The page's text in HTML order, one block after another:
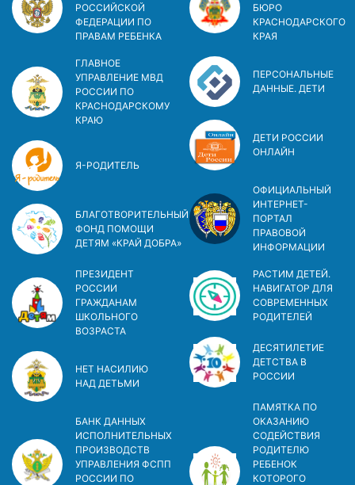
РОССИЙСКОЙ
ФЕДЕРАЦИИ ПО
ПРАВАМ РЕБЕНКА
ГЛАВНОЕ
УПРАВЛЕНИЕ МВД
РОССИИ ПО
КРАСНОДАРСКОМУ
КРАЮ
Я-РОДИТЕЛЬ
БЛАГОТВОРИТЕЛЬНЫЙ
ФОНД ПОМОЩИ
ДЕТЯМ «КРАЙ ДОБРА»
ПРЕЗИДЕНТ
РОССИИ
ГРАЖДАНАМ
ШКОЛЬНОГО
ВОЗРАСТА
НЕТ НАСИЛИЮ
НАД ДЕТЬМИ
БАНК ДАННЫХ
ИСПОЛНИТЕЛЬНЫХ
ПРОИЗВОДСТВ
УПРАВЛЕНИЯ ФСПП
РОССИИ ПО
БЮРО
КРАСНОДАРСКОГО
КРАЯ
ПЕРСОНАЛЬНЫЕ
ДАННЫЕ. ДЕТИ
ДЕТИ РОССИИ
ОНЛАЙН
ОФИЦИАЛЬНЫЙ
ИНТЕРНЕТ-
ПОРТАЛ
ПРАВОВОЙ
ИНФОРМАЦИИ
РАСТИМ ДЕТЕЙ.
НАВИГАТОР ДЛЯ
СОВРЕМЕННЫХ
РОДИТЕЛЕЙ
ДЕСЯТИЛЕТИЕ
ДЕТСТВА В
РОСCИИ
ПАМЯТКА ПО
ОКАЗАНИЮ
СОДЕЙСТВИЯ
РОДИТЕЛЮ
РЕБЕНОК
КОТОРОГО